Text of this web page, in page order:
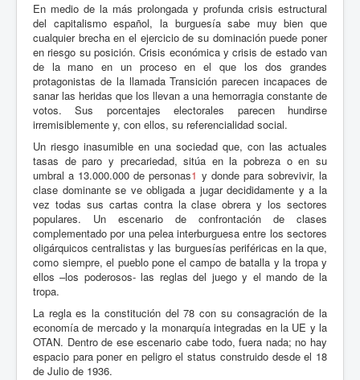
En medio de la más prolongada y profunda crisis estructural
del capitalismo español, la burguesía sabe muy bien que
cualquier brecha en el ejercicio de su dominación puede poner
en riesgo su posición. Crisis económica y crisis de estado van
de la mano en un proceso en el que los dos grandes
protagonistas de la llamada Transición parecen incapaces de
sanar las heridas que los llevan a una hemorragia constante de
votos. Sus porcentajes electorales parecen hundirse
irremisiblemente y, con ellos, su referencialidad social.
Un riesgo inasumible en una sociedad que, con las actuales
tasas de paro y precariedad, sitúa en la pobreza o en su
umbral a 13.000.000 de personas1 y donde para sobrevivir, la
clase dominante se ve obligada a jugar decididamente y a la
vez todas sus cartas contra la clase obrera y los sectores
populares. Un escenario de confrontación de clases
complementado por una pelea interburguesa entre los sectores
oligárquicos centralistas y las burguesías periféricas en la que,
como siempre, el pueblo pone el campo de batalla y la tropa y
ellos –los poderosos- las reglas del juego y el mando de la
tropa.
La regla es la constitución del 78 con su consagración de la
economía de mercado y la monarquía integradas en la UE y la
OTAN. Dentro de ese escenario cabe todo, fuera nada; no hay
espacio para poner en peligro el status construido desde el 18
de Julio de 1936.